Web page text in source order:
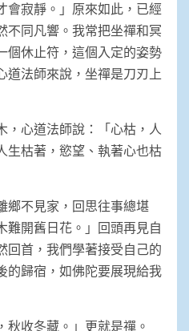
會寂靜。」原來如此，已經
不同凡響。我常把坐禪和冥
個休止符，這個入定的姿勢
道法師來說，坐禪是刀刃上
，心道法師說：「心枯，人
生枯著，慾望、執著心也枯
鄉不見家，回思往事總堪
難開舊日花。」回頭再見自
回首，我們學著接受自己的
的歸宿，如佛陀要展現給我
秋收冬藏。」更就是禪。